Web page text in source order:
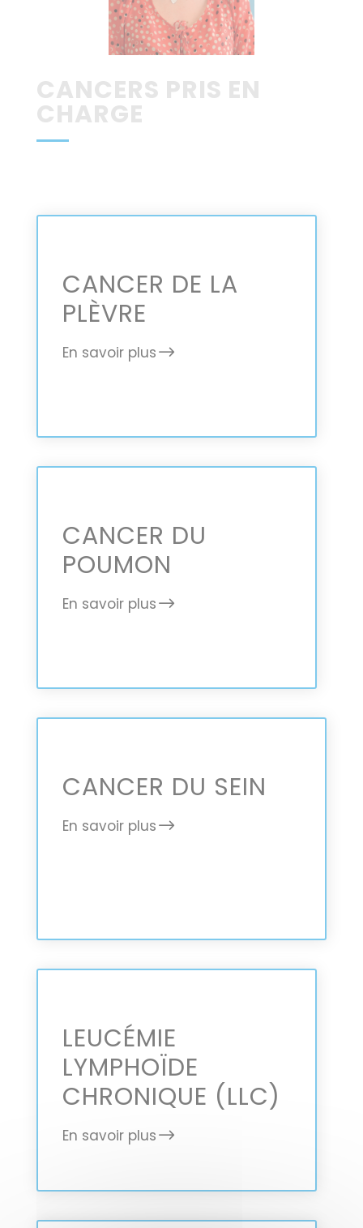
CANCERS PRIS EN
CHARGE
CANCER DE LA
PLÈVRE
En savoir plus
CANCER DU
POUMON
En savoir plus
CANCER DU SEIN
En savoir plus
LEUCÉMIE
LYMPHOÏDE
CHRONIQUE (LLC)
En savoir plus